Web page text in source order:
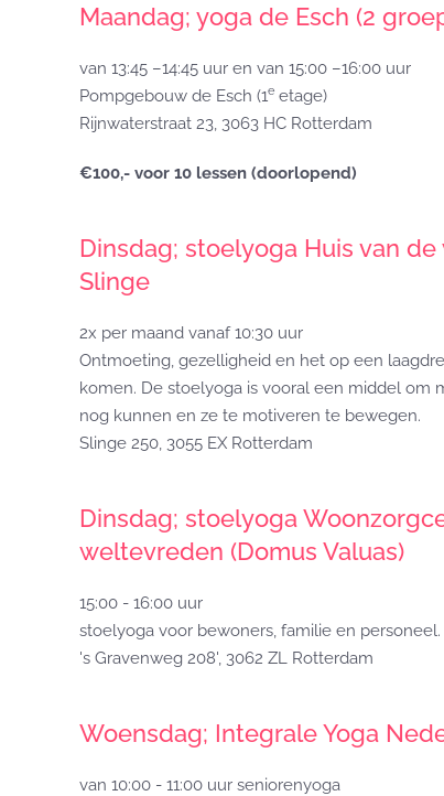
Maandag; yoga de Esch (2
van 13:45 –14:45 uur en van 15:00 –16:00 uur
Pompgebouw de Esch (1e etage)
Rijnwaterstraat 23, 3063 HC Rotterdam
€100,- voor 10 lessen (doorlopend)
Dinsdag; stoelyoga Huis van
Slinge
2x per maand vanaf 10:30 uur
Ontmoeting, gezelligheid en het op een
komen. De stoelyoga is vooral een middel om
nog kunnen en ze te motiveren te bewegen.
Slinge 250, 3055 EX Rotterdam
Dinsdag; stoelyoga
weltevreden (Domus Valuas)
15:00 - 16:00 uur
stoelyoga voor bewoners, familie en personeel.
's Gravenweg 208', 3062 ZL Rotterdam
Woensdag; Integrale Yoga
van 10:00 - 11:00 uur seniorenyoga